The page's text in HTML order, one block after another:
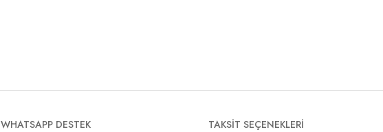
WHATSAPP DESTEK
TAKSİT SEÇENEKLERİ